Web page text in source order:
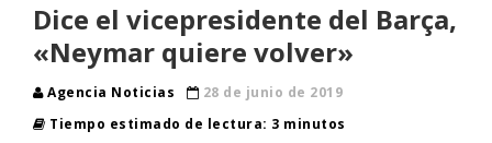
Dice el vicepresidente del Barça,
«Neymar quiere volver»
Agencia Noticias
28 de junio de 2019
Tiempo estimado de lectura: 3 minutos